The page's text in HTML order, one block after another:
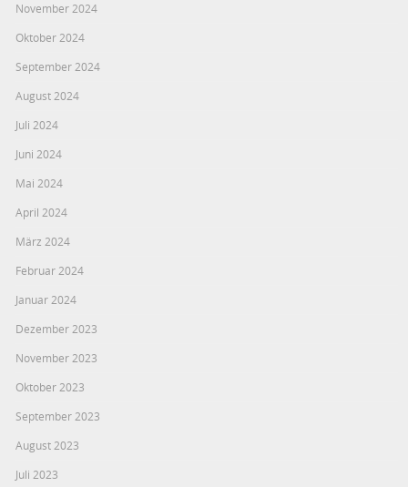
November 2024
Oktober 2024
September 2024
August 2024
Juli 2024
Juni 2024
Mai 2024
April 2024
März 2024
Februar 2024
Januar 2024
Dezember 2023
November 2023
Oktober 2023
September 2023
August 2023
Juli 2023